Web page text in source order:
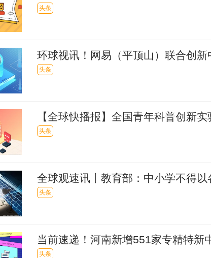
头条
环球视讯！网易（平顶山）联合创新
计划5年内累计实现产值30亿元
头条
【全球快播报】全国青年科普创新
（河南赛区）复赛即将开赛
头条
全球观速讯丨教育部：中小学不得以
证书等作为招生入学依据或参考
头条
当前速递！河南新增551家专精特新
头条